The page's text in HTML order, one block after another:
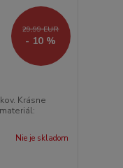
29,99 EUR
- 10 %
Krásne
Nie je skladom